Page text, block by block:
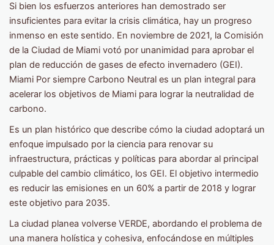
Si bien los esfuerzos anteriores han demostrado ser
insuficientes para evitar la crisis climática, hay un progreso
inmenso en este sentido. En noviembre de 2021, la Comisión
de la Ciudad de Miami votó por unanimidad para aprobar el
plan de reducción de gases de efecto invernadero (GEI).
Miami Por siempre Carbono Neutral es un plan integral para
acelerar los objetivos de Miami para lograr la neutralidad de
carbono.
Es un plan histórico que describe cómo la ciudad adoptará un
enfoque impulsado por la ciencia para renovar su
infraestructura, prácticas y políticas para abordar al principal
culpable del cambio climático, los GEI. El objetivo intermedio
es reducir las emisiones en un 60% a partir de 2018 y lograr
este objetivo para 2035.
La ciudad planea volverse VERDE, abordando el problema de
una manera holística y cohesiva, enfocándose en múltiples